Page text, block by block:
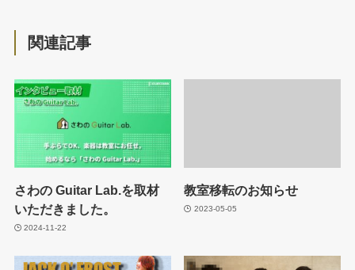
関連記事
さわの Guitar Lab.を取材
いただきました。
2024-11-22
教室移転のお知らせ
2023-05-05